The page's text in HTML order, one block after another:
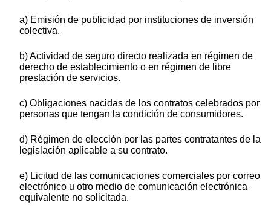
a) Emisión de publicidad por instituciones de inversión
colectiva.
b) Actividad de seguro directo realizada en régimen de
derecho de establecimiento o en régimen de libre
prestación de servicios.
c) Obligaciones nacidas de los contratos celebrados por
personas que tengan la condición de consumidores.
d) Régimen de elección por las partes contratantes de la
legislación aplicable a su contrato.
e) Licitud de las comunicaciones comerciales por correo
electrónico u otro medio de comunicación electrónica
equivalente no solicitada.